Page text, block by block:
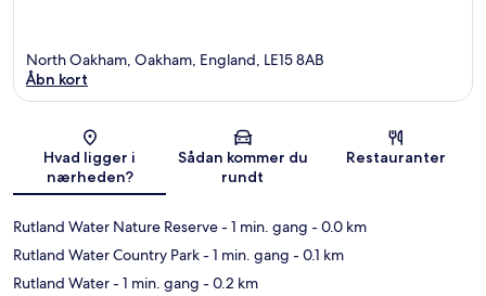
Kort
North Oakham, Oakham, England, LE15 8AB
Åbn kort
Hvad ligger i
nærheden?
Sådan kommer du
rundt
Restauranter
Rutland Water Nature Reserve- 1 min. gang - 0.0 km
Rutland Water Country Park- 1 min. gang - 0.1 km
Rutland Water- 1 min. gang - 0.2 km